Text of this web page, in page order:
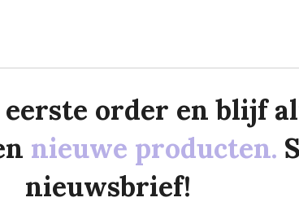
order en blijf
nieuwe producten.
nieuwsbrief!